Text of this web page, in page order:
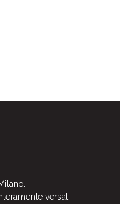
versati.